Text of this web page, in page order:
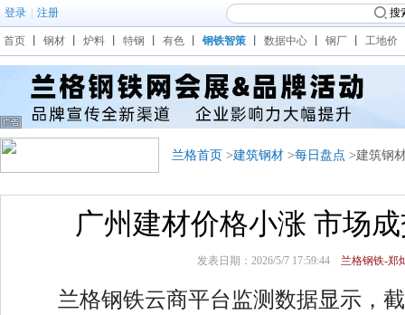
登录 注册 搜
首页 钢材 炉料 特钢 有色 钢铁智策 数据中心 钢厂 工地价
兰格首页 >建筑钢材 >每日盘点 >建筑钢
广州建材价格小涨 市场
发表日期：2026/5/7 17:59:44兰格钢铁-郑
兰格钢铁云商平台监测数据显示，截